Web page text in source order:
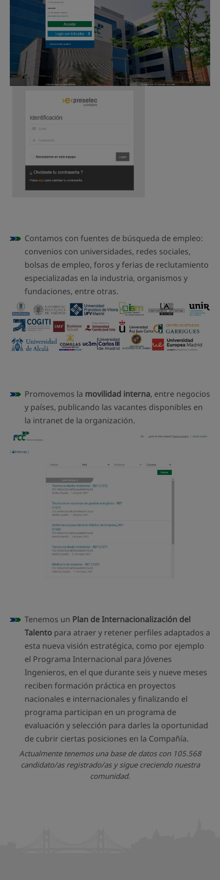
Contamos con fuentes de búsqueda de empleo:
convenios con universidades, redes sociales,
bolsas de empleo, foros y ferias de reclutamiento
especializadas en la industria, organismos y
fundaciones, entre otras.
Promovemos la movilidad interna, entre negocios
y países, publicando las vacantes disponibles en
la intranet de la organización.
Tenemos un Plan de Internacionalización del
Talento para atraer y retener perfiles adaptados a
esta nueva visión estratégica, como por ejemplo
el Programa Internacional para Jóvenes
Ingenieros, en el que durante seis y nueve meses
reciben formación práctica en proyectos
nacionales e internacionales y finalizando el
programa participan en un programa de
evaluación y selección para darles la oportunidad
de cubrir ciertas posiciones en la Compañía.
Actualmente tenemos una base de datos con 105.568
candidato/as registrado/as y sigue creciendo nuestra
comunidad.